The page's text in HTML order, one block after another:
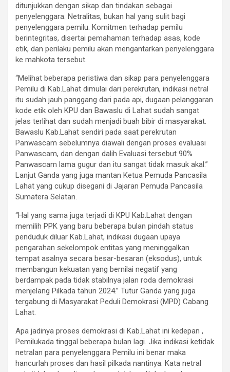
ditunjukkan dengan sikap dan tindakan sebagai
penyelenggara. Netralitas, bukan hal yang sulit bagi
penyelenggara pemilu. Komitmen terhadap pemilu
berintegritas, disertai pemahaman terhadap asas, kode
etik, dan perilaku pemilu akan mengantarkan penyelenggara
ke mahkota tersebut.
“Melihat beberapa peristiwa dan sikap para penyelenggara
Pemilu di Kab.Lahat dimulai dari perekrutan, indikasi netral
itu sudah jauh panggang dari pada api, dugaan pelanggaran
kode etik oleh KPU dan Bawaslu di Lahat sudah sangat
jelas terlihat dan sudah menjadi buah bibir di masyarakat.
Bawaslu Kab.Lahat sendiri pada saat perekrutan
Panwascam sebelumnya diawali dengan proses evaluasi
Panwascam, dan dengan dalih Evaluasi tersebut 90%
Panwascam lama gugur dan itu sangat tidak masuk akal.”
Lanjut Ganda yang juga mantan Ketua Pemuda Pancasila
Lahat yang cukup disegani di Jajaran Pemuda Pancasila
Sumatera Selatan.
“Hal yang sama juga terjadi di KPU Kab.Lahat dengan
memilih PPK yang baru beberapa bulan pindah status
penduduk diluar Kab.Lahat, indikasi dugaan upaya
pengarahan sekelompok entitas yang meninggalkan
tempat asalnya secara besar-besaran (eksodus), untuk
membangun kekuatan yang bernilai negatif yang
berdampak pada tidak stabilnya jalan roda demokrasi
menjelang Pilkada tahun 2024.” Tutur Ganda yang juga
tergabung di Masyarakat Peduli Demokrasi (MPD) Cabang
Lahat.
Apa jadinya proses demokrasi di Kab.Lahat ini kedepan ,
Pemilukada tinggal beberapa bulan lagi. Jika indikasi ketidak
netralan para penyelenggara Pemilu ini benar maka
hancurlah proses dan hasil pilkada nantinya. Kata netral